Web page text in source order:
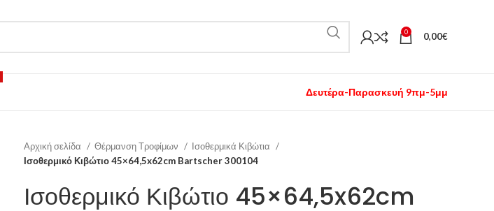
0 0,00€
Δευτέρα-Παρασκευή 9πμ-5μμ
Αρχική σελίδα Θέρμανση Τροφίμων
Ισοθερμικά Κιβώτια
Ισοθερμικό Κιβώτιο 45×64,5x62cm Bartscher 300104
Ισοθερμικό Κιβώτιο 45×64,5x62cm